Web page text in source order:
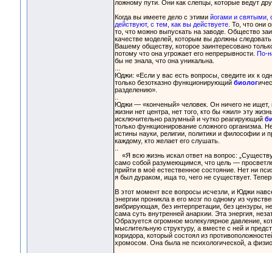
ложному пути. Они как слепцы, которые ведут
Когда вы имеете дело с этими йогами и святыми,
действуют, с тем, как вы действуете. То, что они
то, что можно выпускать на заводе. Общество
качестве моделей, которым вы должны
Вашему обществу, которое заинтересовано
потому что она угрожает его непрерывности.
По-
бы не знала, что она уникальна.
Юджи: «Если у вас есть вопросы, сведите их к
только безотказно функционирующий биолог
разделению».
Юджи — «конченый» человек. Он ничего не ищет,
жизни нет центра, нет того, кто бы «жил» эту
исключительно разумный и чутко реагирующий
только функционирование сложного организма.
истины науки, религии, политики и философии и
каждому, кто желает его слушать.
«Я всю жизнь искал ответ на вопрос:
само собой разумеющимся, что цель —
прийти в моё естественное состояние. Нет ни
я был дураком, ища то, чего не существует.
В этот момент все вопросы исчезли, и Юджи
энергии проникла в его мозг по одному из
вибрирующая, без интерпретации, без цензуры,
сама суть внутренней анархии. Эта энергия,
Образуется огромное молекулярное давление,
мыслительную структуру, а вместе с ней и
коридора, который состоял из
хромосом. Она была не психологической, а